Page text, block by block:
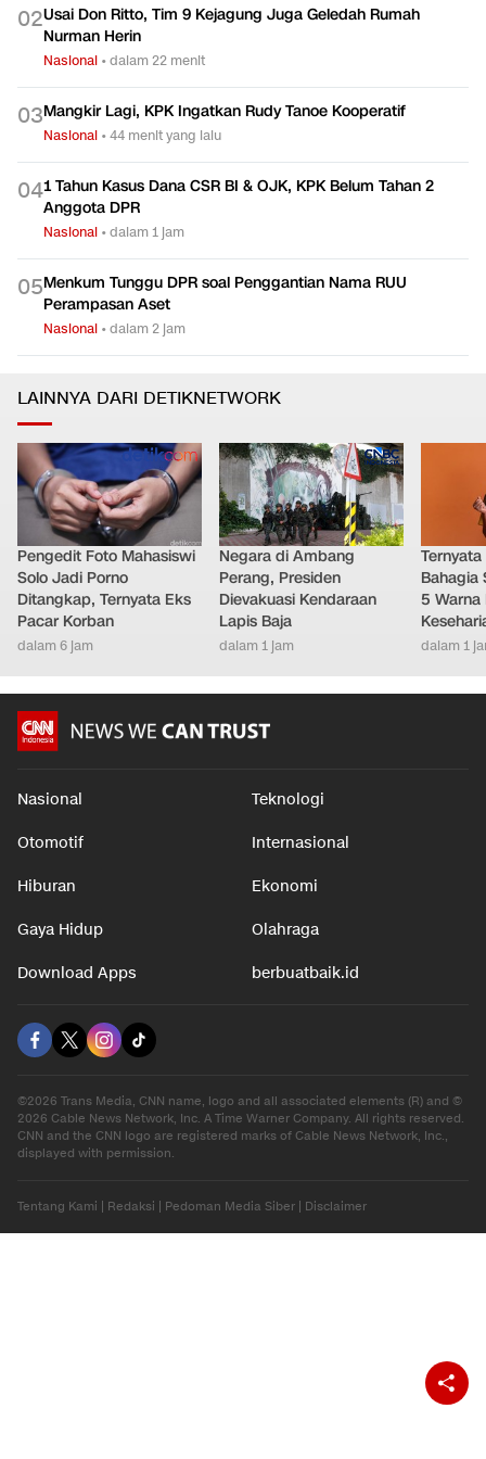
02Usai Don Ritto, Tim 9 Kejagung Juga Geledah Rumah
Nurman Herin
Nasional •dalam 22 menit
03Mangkir Lagi, KPK Ingatkan Rudy Tanoe Kooperatif
Nasional •44 menit yang lalu
041 Tahun Kasus Dana CSR BI & OJK, KPK Belum Tahan 2
Anggota DPR
Nasional •dalam 1 jam
05Menkum Tunggu DPR soal Penggantian Nama RUU
Perampasan Aset
Nasional •dalam 2 jam
LAINNYA DARI DETIKNETWORK
Pengedit Foto Mahasiswi
Solo Jadi Porno
Ditangkap, Ternyata Eks
Pacar Korban
dalam 6 jam
Negara di Ambang
Perang, Presiden
Dievakuasi Kendaraan
Lapis Baja
dalam 1 jam
Bahagia
5
dalam 1
Nasional Teknologi
Otomotif Internasional
Hiburan Ekonomi
Gaya Hidup Olahraga
Download Apps berbuatbaik.id
©2026 Trans Media, CNN name, logo and all associated elements (R) and ©
2026 Cable News Network, Inc. A Time Warner Company. All rights reserved.
CNN and the CNN logo are registered marks of Cable News Network, Inc.,
displayed with permission.
Tentang Kami Redaksi Pedoman Media Siber Disclaimer